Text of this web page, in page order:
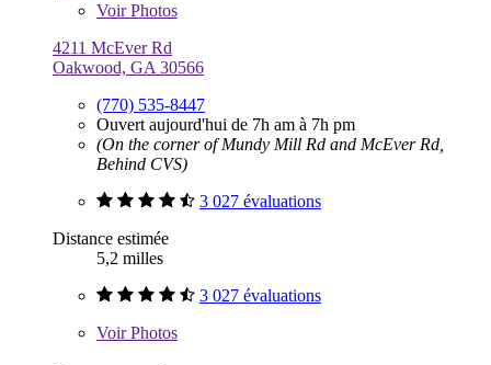
VoirPhotos
4211 McEver Rd
Oakwood, GA 30566
(770) 535-8447
Ouvert aujourd'hui de 7h am à 7h pm
(On the corner of Mundy Mill Rd and McEver Rd,
Behind CVS)
3 027 évaluations
Distance estimée
5,2 milles
3 027 évaluations
VoirPhotos